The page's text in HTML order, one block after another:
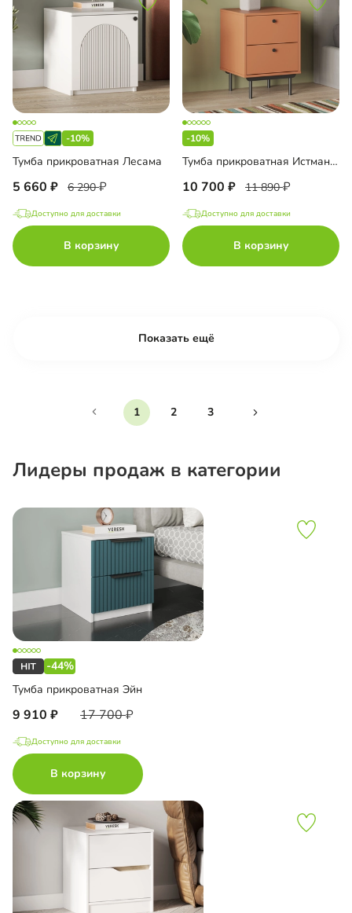
-10%
Тумба прикроватная Лесама
5 660 6 290
Доступно для доставки
В корзину
-10%
Тумба прикроватная Истман Флекс
10 700 11 890
Доступно для доставки
В корзину
Показать ещё
1 2 3
Лидеры продаж в категории
-44%
Тумба прикроватная Эйн
9 910 17 700
Доступно для доставки
В корзину